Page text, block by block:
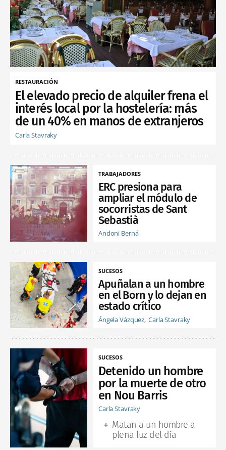
RESTAURACIÓN
El elevado precio de alquiler frena el
interés local por la hostelería: más
de un 40% en manos de extranjeros
Carla Stavraky
TRABAJADORES
ERC presiona para
ampliar el módulo de
socorristas de Sant
Sebastià
Andoni Berná
SUCESOS
Apuñalan a un hombre
en el Born y lo dejan en
estado crítico
Ángela Vázquez Carla Stavraky
SUCESOS
Detenido un hombre
por la muerte de otro
en Nou Barris
Carla Stavraky
Matan a un hombre a
plena luz del día